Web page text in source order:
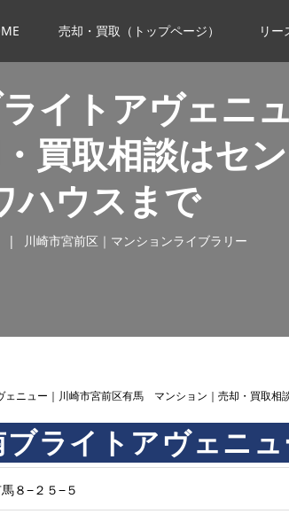
売却・買取（トップページ） リー
イトアヴェニ
買取相談はセ
ハウスまで
川崎市宮前区｜マンションライブラリー
ェニュー｜川崎市宮前区有馬 マンション｜売却・買取相
ライトアヴェニュ
８−２５−５